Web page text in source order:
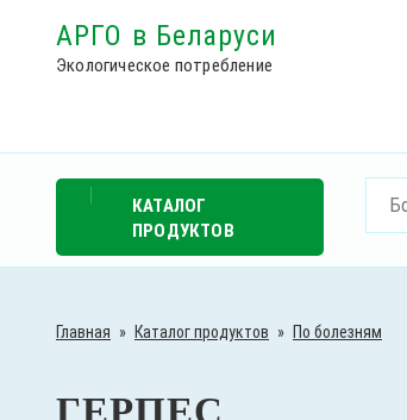
АРГО в Беларуси
Экологическое потребление
КАТАЛОГ
ПРОДУКТОВ
Главная » Каталог продуктов » По болезням